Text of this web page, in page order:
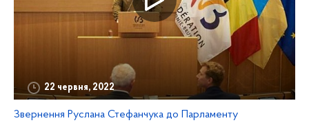
22 червня, 2022
Звернення Руслана Стефанчука до Парламенту